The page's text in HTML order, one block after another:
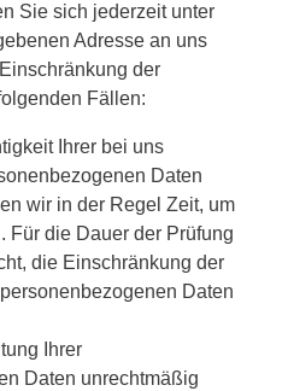
Sie sich jederzeit unter
Adresse an uns
der
Fällen:
Ihrer bei uns
Daten
wir in der Regel Zeit, um
Für die Dauer der Prüfung
die Einschränkung der
Daten
Ihrer
Daten unrechtmäßig